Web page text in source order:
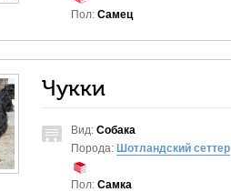
Пол: Самец
Чукки
Вид: Собака
Порода: Шотландский сеттер
Пол: Самка